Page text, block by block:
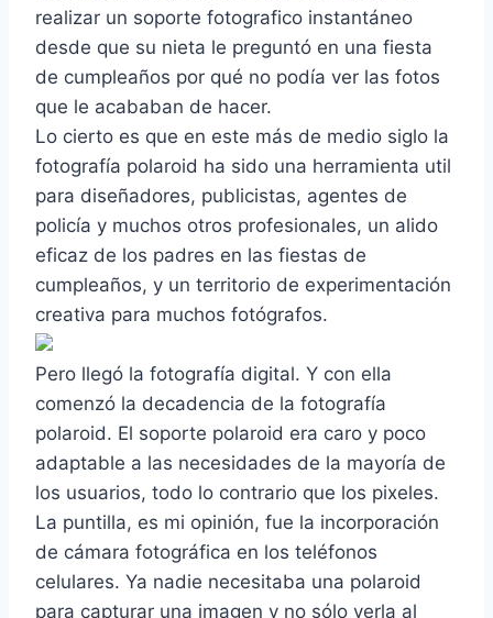
realizar un soporte fotografico instantáneo
desde que su nieta le preguntó en una fiesta
de cumpleaños por qué no podía ver las fotos
que le acababan de hacer.
Lo cierto es que en este más de medio siglo la
fotografía polaroid ha sido una herramienta util
para diseñadores, publicistas, agentes de
policía y muchos otros profesionales, un alido
eficaz de los padres en las fiestas de
cumpleaños, y un territorio de experimentación
creativa para muchos fotógrafos.
Pero llegó la fotografía digital. Y con ella
comenzó la decadencia de la fotografía
polaroid. El soporte polaroid era caro y poco
adaptable a las necesidades de la mayoría de
los usuarios, todo lo contrario que los pixeles.
La puntilla, es mi opinión, fue la incorporación
de cámara fotográfica en los teléfonos
celulares. Ya nadie necesitaba una polaroid
para capturar una imagen y no sólo verla al